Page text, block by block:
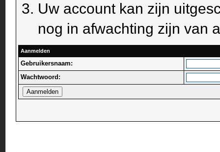
Uw account kan zijn
nog in afwachting zijn van
Aanmelden
Gebruikersnaam:
Wachtwoord: